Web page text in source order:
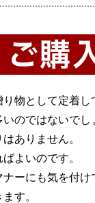
物として定着
のではないでし
ありません。
よいのです。
ーにも気を付け
す。